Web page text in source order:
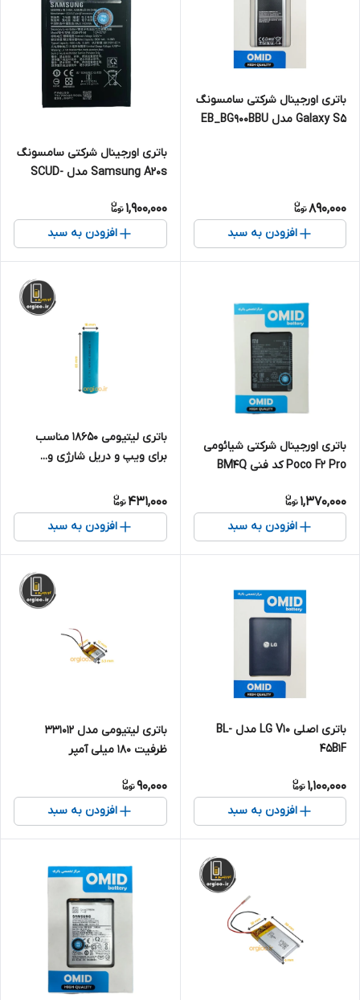
باتری اورجینال شرکتی سامسونگ
Galaxy S5 مدل EB_BG900BBU
890,000
افزودن به سبد
باتری اورجینال شرکتی سامسونگ
Samsung A20s مدل SCUD-
1,900,000
افزودن به سبد
باتری اورجینال شرکتی شیائومی
Poco F2 Pro کد فنی BM4Q
1,370,000
افزودن به سبد
باتری لیتیومی 18650 مناسب
برای ویپ و دریل شارژی و...
431,000
افزودن به سبد
باتری اصلی LG V10 مدل BL-
45B1F
1,100,000
افزودن به سبد
باتری لیتیومی مدل 331012
ظرفیت 180 میلی آمپر
90,000
افزودن به سبد